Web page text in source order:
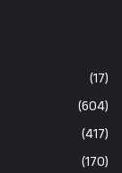
(17)
(604)
(417)
(170)